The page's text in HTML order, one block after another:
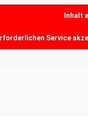
Inhalt
Service